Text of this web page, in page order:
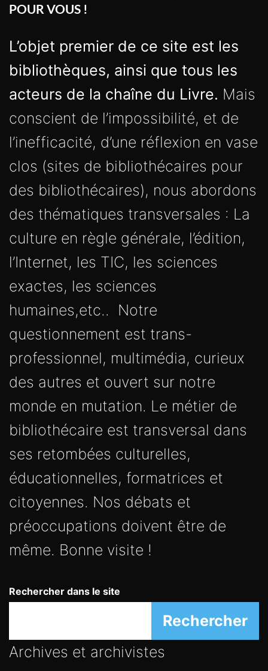
POUR VOUS !
L’objet premier de ce site est les
bibliothèques, ainsi que tous les
acteurs de la chaîne du Livre. Mais
conscient de l’impossibilité, et de
l’inefficacité, d’une réflexion en vase
clos (sites de bibliothécaires pour
des bibliothécaires), nous abordons
des thématiques transversales : La
culture en règle générale, l’édition,
l’Internet, les TIC, les sciences
exactes, les sciences
humaines,etc.. Notre
questionnement est trans-
professionnel, multimédia, curieux
des autres et ouvert sur notre
monde en mutation. Le métier de
bibliothécaire est transversal dans
ses retombées culturelles,
éducationnelles, formatrices et
citoyennes. Nos débats et
préoccupations doivent être de
même. Bonne visite !
Rechercher dans le site
Rechercher
Archives et archivistes